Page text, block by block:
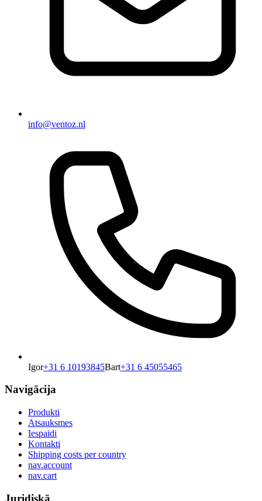
info@ventoz.nl
Igor+31 6 10193845Bart+31 6 45055465
Navigācija
Produkti
Atsauksmes
Iespaidi
Kontakti
Shipping costs per country
nav.account
nav.cart
Juridiskā